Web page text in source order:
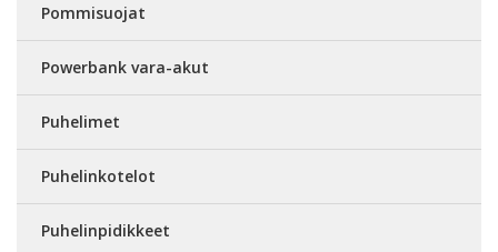
Pommisuojat
Powerbank vara-akut
Puhelimet
Puhelinkotelot
Puhelinpidikkeet